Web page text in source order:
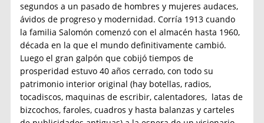
segundos a un pasado de hombres y mujeres audaces,
ávidos de progreso y modernidad. Corría 1913 cuando
la familia Salomón comenzó con el almacén hasta 1960,
década en la que el mundo definitivamente cambió.
Luego el gran galpón que cobijó tiempos de
prosperidad estuvo 40 años cerrado, con todo su
patrimonio interior original (hay botellas, radios,
tocadiscos, maquinas de escribir, calentadores, latas de
bizcochos, faroles, cuadros y hasta balanzas y carteles